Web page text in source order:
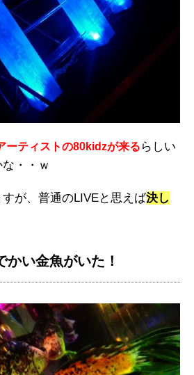
ーティストの80kidzが来る らしい
・・ｗ
が、普通のLIVEと思えば決し
かい金魚がいた！